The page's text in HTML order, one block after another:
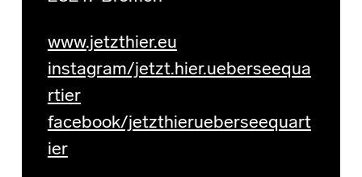
www.jetzthier.eu
instagram/jetzt.hier.ueberseequa
rtier
facebook/jetzthierueberseequart
ier